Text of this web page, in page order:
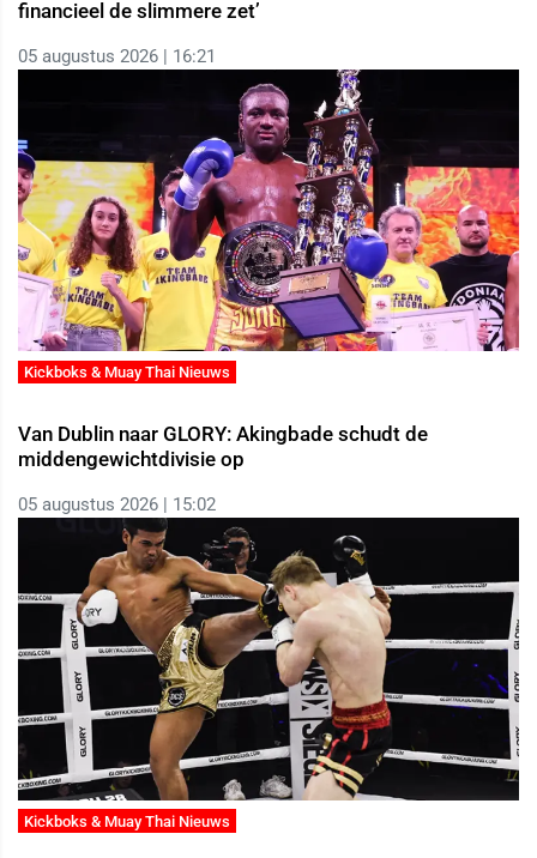
financieel de slimmere zet’
05 augustus 2026 | 16:21
Kickboks & Muay Thai Nieuws
Van Dublin naar GLORY: Akingbade schudt de
middengewichtdivisie op
05 augustus 2026 | 15:02
Kickboks & Muay Thai Nieuws